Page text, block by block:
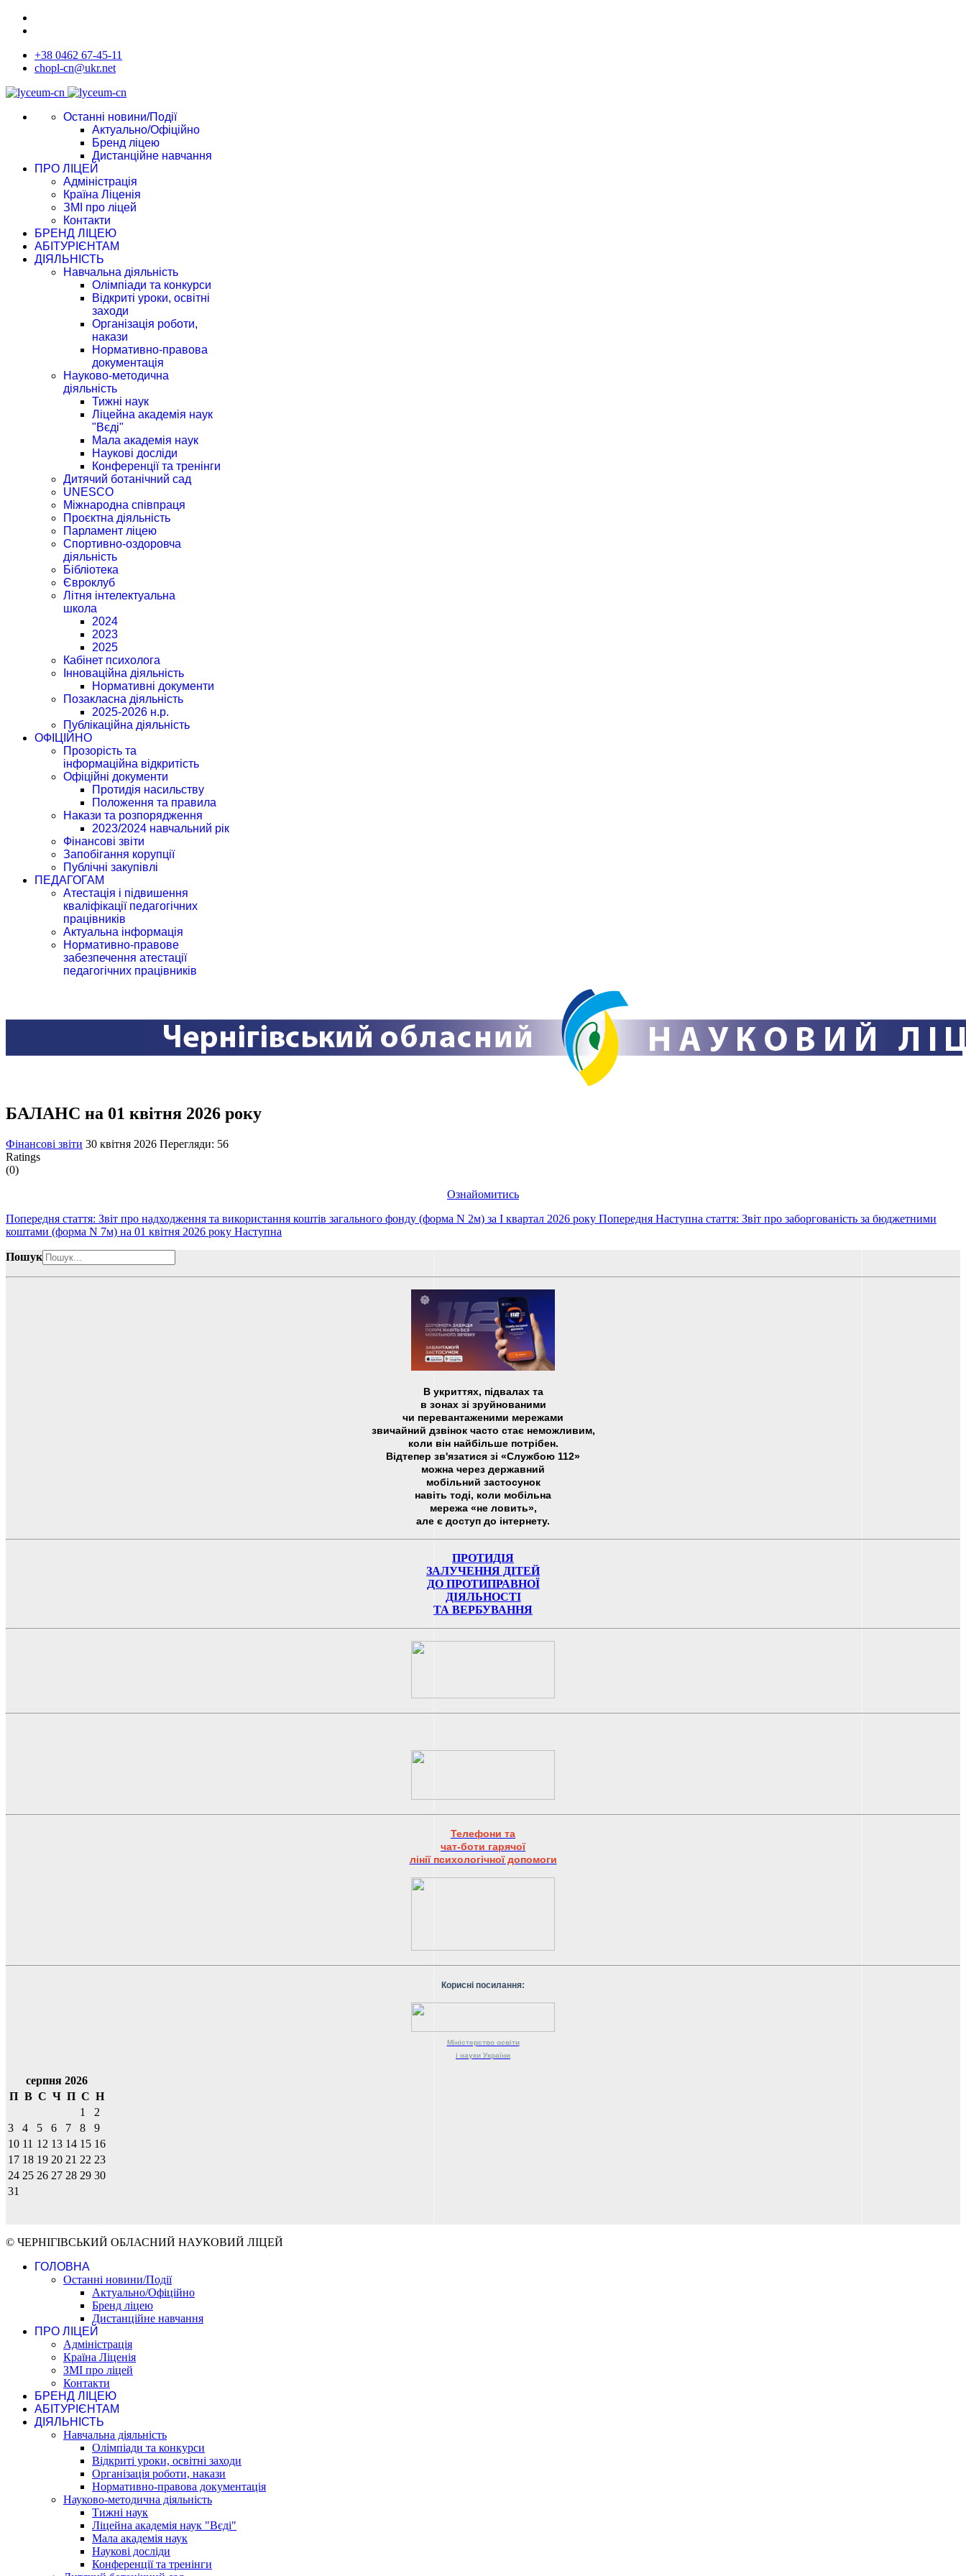
+38 0462 67-45-11
chopl-cn@ukr.net
Останні новини/Події
Актуально/Офіційно
Бренд ліцею
Дистанційне навчання
ПРО ЛІЦЕЙ
Адміністрація
Країна Ліценія
ЗМІ про ліцей
Контакти
БРЕНД ЛІЦЕЮ
АБІТУРІЄНТАМ
ДІЯЛЬНІСТЬ
Навчальна діяльність
Олімпіади та конкурси
Відкриті уроки, освітні
заходи
Організація роботи,
накази
Нормативно-правова
документація
Науково-методична
діяльність
Тижні наук
Ліцейна академія наук
"Вєді"
Мала академія наук
Наукові досліди
Конференції та тренінги
Дитячий ботанічний сад
UNESCO
Міжнародна співпраця
Проєктна діяльність
Парламент ліцею
Спортивно-оздоровча
діяльність
Бібліотека
Євроклуб
Літня інтелектуальна
школа
2024
2023
2025
Кабінет психолога
Інноваційна діяльність
Нормативні документи
Позакласна діяльність
2025-2026 н.р.
Публікаційна діяльність
ОФІЦІЙНО
Прозорість та
інформаційна відкритість
Офіційні документи
Протидія насильству
Положення та правила
Накази та розпорядження
2023/2024 навчальний рік
Фінансові звіти
Запобігання корупції
Публічні закупівлі
ПЕДАГОГАМ
Атестація і підвишення
кваліфікації педагогічних
працівників
Актуальна інформація
Нормативно-правове
забезпечення атестації
педагогічних працівників
БАЛАНС на 01 квітня 2026 року
Фінансові звіти 30 квітня 2026 Перегляди: 56
Ratings
(0)
Ознайомитись
Попередня стаття: Звіт про надходження та використання коштів загального фонду (форма N 2м) за I квартал 2026 року Попередня Наступна стаття: Звіт про заборгованість за бюджетними
коштами (форма N 7м) на 01 квітня 2026 року Наступна
Пошук
В укриттях, підвалах та
в зонах зі зруйнованими
чи перевантаженими мережами
звичайний дзвінок часто стає неможливим,
коли він найбільше потрібен.
Відтепер зв'язатися зі «Службою 112»
можна через державний
мобільний застосунок
навіть тоді, коли мобільна
мережа «не ловить»,
але є доступ до інтернету.
ПРОТИДІЯ
ЗАЛУЧЕННЯ ДІТЕЙ
ДО ПРОТИПРАВНОЇ
ДІЯЛЬНОСТІ
ТА ВЕРБУВАННЯ
Телефони та
чат-боти гарячої
лінії психологічної допомоги
Корисні посилання:
Міністерство освіти
і науки України
серпня 2026
П В С Ч П С Н
1
2
3
4 5 6 7 8
9
10 11 12 13 14 15 16
17 18 19 20 21 22 23
24 25 26 27 28 29 30
31
© ЧЕРНІГІВСЬКИЙ ОБЛАСНИЙ НАУКОВИЙ ЛІЦЕЙ
ГОЛОВНА
Останні новини/Події
Актуально/Офіційно
Бренд ліцею
Дистанційне навчання
ПРО ЛІЦЕЙ
Адміністрація
Країна Ліценія
ЗМІ про ліцей
Контакти
БРЕНД ЛІЦЕЮ
АБІТУРІЄНТАМ
ДІЯЛЬНІСТЬ
Навчальна діяльність
Олімпіади та конкурси
Відкриті уроки, освітні заходи
Організація роботи, накази
Нормативно-правова документація
Науково-методична діяльність
Тижні наук
Ліцейна академія наук "Вєді"
Мала академія наук
Наукові досліди
Конференції та тренінги